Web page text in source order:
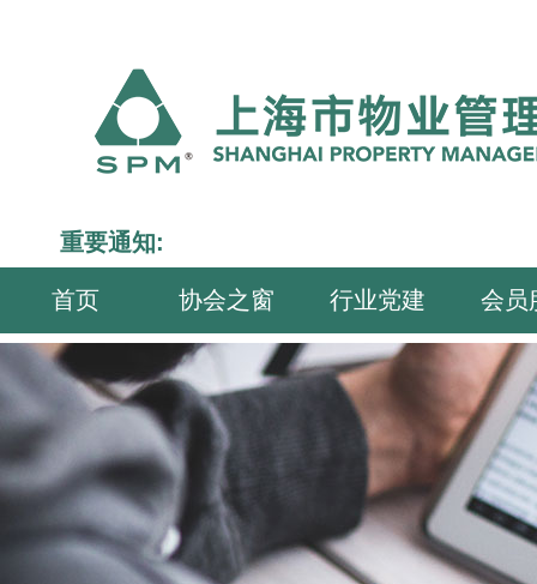
重要通知:
首页 协会之窗 行业党建 会员